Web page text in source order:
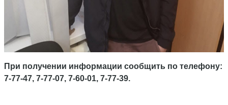
При получении информации сообщить по телефону:
7-77-47, 7-77-07, 7-60-01, 7-77-39.